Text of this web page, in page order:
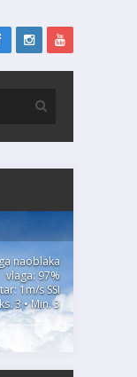
naoblaka
vlaga: 97%
1m/s SSI
3 • Min. 3